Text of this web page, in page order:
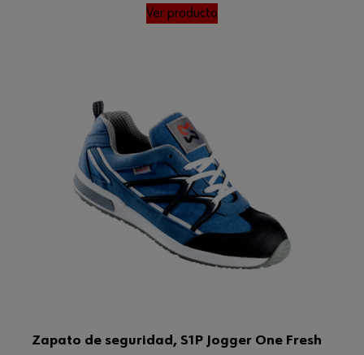
Ver producto
Zapato de seguridad, S1P Jogger One Fresh